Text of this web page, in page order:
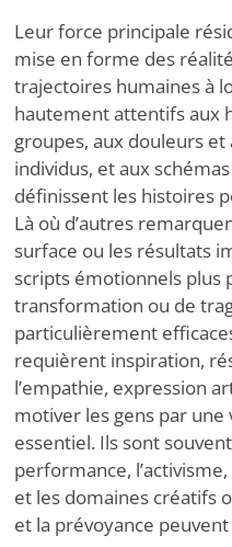
Leur force principale
mise en forme des
trajectoires humaines à
hautement attentifs aux
groupes, aux douleurs
individus, et aux
définissent les histoires
Là où d’autres
surface ou les résultats
scripts émotionnels plus
transformation ou de
particulièrement
requièrent inspiration,
l’empathie, expression
motiver les gens par une
essentiel. Ils sont
performance,
et les domaines créatifs
et la prévoyance